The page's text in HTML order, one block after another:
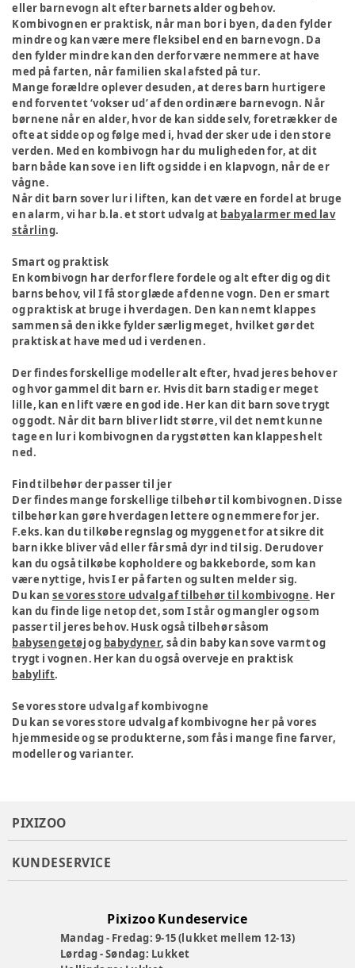
eller barnevogn alt efter barnets alder og behov.
Kombivognen er praktisk, når man bor i byen, da den fylder
mindre og kan være mere fleksibel end en barnevogn. Da
den fylder mindre kan den derfor være nemmere at have
med på farten, når familien skal afsted på tur.
Mange forældre oplever desuden, at deres barn hurtigere
end forventet ‘vokser ud’ af den ordinære barnevogn. Når
børnene når en alder, hvor de kan sidde selv, foretrækker de
ofte at sidde op og følge med i, hvad der sker ude i den store
verden. Med en kombivogn har du muligheden for, at dit
barn både kan sove i en lift og sidde i en klapvogn, når de er
vågne.
Når dit barn sover lur i liften, kan det være en fordel at bruge
en alarm, vi har b.la. et stort udvalg at babyalarmer med lav
stårling.
Smart og praktisk
En kombivogn har derfor flere fordele og alt efter dig og dit
barns behov, vil I få stor glæde af denne vogn. Den er smart
og praktisk at bruge i hverdagen. Den kan nemt klappes
sammen så den ikke fylder særlig meget, hvilket gør det
praktisk at have med ud i verdenen.
Der findes forskellige modeller alt efter, hvad jeres behov er
og hvor gammel dit barn er. Hvis dit barn stadig er meget
lille, kan en lift være en god ide. Her kan dit barn sove trygt
og godt. Når dit barn bliver lidt større, vil det nemt kunne
tage en lur i kombivognen da rygstøtten kan klappes helt
ned.
Find tilbehør der passer til jer
Der findes mange forskellige tilbehør til kombivognen. Disse
tilbehør kan gøre hverdagen lettere og nemmere for jer.
F.eks. kan du tilkøbe regnslag og myggenet for at sikre dit
barn ikke bliver våd eller får små dyr ind til sig. Derudover
kan du også tilkøbe kopholdere og bakkeborde, som kan
være nyttige, hvis I er på farten og sulten melder sig.
Du kanse vores store udvalg af tilbehør til kombivogne. Her
kan du finde lige netop det, som I står og mangler og som
passer til jeres behov. Husk også tilbehør såsom
babysengetøjog babydyner, så din baby kan sove varmt og
trygt i vognen. Her kan du også overveje en praktisk
babylift.
Se vores store udvalg af kombivogne
Du kan se vores store udvalg af kombivogne her på vores
hjemmeside og se produkterne, som fås i mange fine farver,
modeller og varianter.
PIXIZOO
KUNDESERVICE
Pixizoo Kundeservice
Mandag - Fredag: 9-15 (lukket mellem 12-13)
Lørdag - Søndag: Lukket